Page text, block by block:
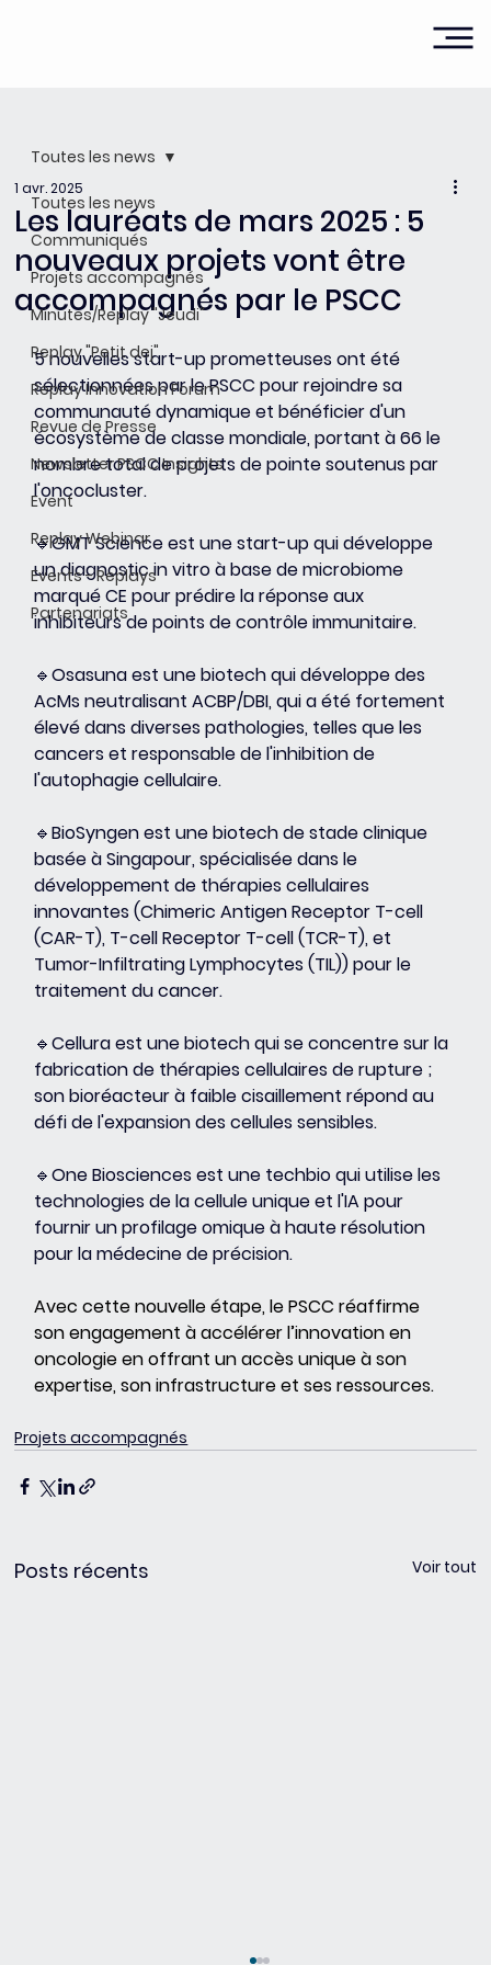
Toutes les news
Communiqués
Projets accompagnés
Minutes/Replay "Jeudi"
Replay "Petit dej"
Replay Innovation Forum
Revue de Presse
Newsletter PSCC Insights
Event
Replay Webinar
Events - Replays
Partenariats
Toutes les news
Les lauréats de mars 2025 : 5
nouveaux projets vont être
accompagnés par le PSCC
1 avr. 2025
5 nouvelles start-up prometteuses ont été
sélectionnées par le PSCC pour rejoindre sa
communauté dynamique et bénéficier d'un
écosystème de classe mondiale, portant à 66 le
nombre total de projets de pointe soutenus par
l'oncocluster.
🔹GMT Science est une start-up qui développe
un diagnostic in vitro à base de microbiome
marqué CE pour prédire la réponse aux
inhibiteurs de points de contrôle immunitaire.
🔹Osasuna est une biotech qui développe des
AcMs neutralisant ACBP/DBI, qui a été fortement
élevé dans diverses pathologies, telles que les
cancers et responsable de l'inhibition de
l'autophagie cellulaire.
🔹BioSyngen est une biotech de stade clinique
basée à Singapour, spécialisée dans le
développement de thérapies cellulaires
innovantes (Chimeric Antigen Receptor T-cell
(CAR-T), T-cell Receptor T-cell (TCR-T), et
Tumor-Infiltrating Lymphocytes (TIL)) pour le
traitement du cancer.
🔹Cellura est une biotech qui se concentre sur la
fabrication de thérapies cellulaires de rupture ;
son bioréacteur à faible cisaillement répond au
défi de l'expansion des cellules sensibles.
🔹One Biosciences est une techbio qui utilise les
technologies de la cellule unique et l'IA pour
fournir un profilage omique à haute résolution
pour la médecine de précision.
Avec cette nouvelle étape, le PSCC réaffirme
son engagement à accélérer l’innovation en
oncologie en offrant un accès unique à son
expertise, son infrastructure et ses ressources.
Projets accompagnés
Posts récents Voir tout